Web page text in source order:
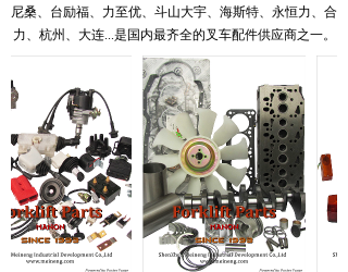
尼桑、台励福、力至优、斗山大宇、海斯特、永恒力、合
力、杭州、大连...是国内最齐全的叉车配件供应商之一。